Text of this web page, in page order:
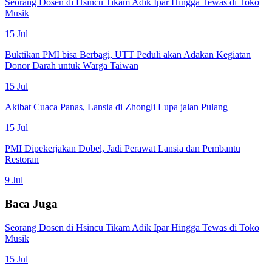
Seorang Dosen di Hsincu Tikam Adik Ipar Hingga Tewas di Toko
Musik
15 Jul
Buktikan PMI bisa Berbagi, UTT Peduli akan Adakan Kegiatan
Donor Darah untuk Warga Taiwan
15 Jul
Akibat Cuaca Panas, Lansia di Zhongli Lupa jalan Pulang
15 Jul
PMI Dipekerjakan Dobel, Jadi Perawat Lansia dan Pembantu
Restoran
9 Jul
Baca Juga
Seorang Dosen di Hsincu Tikam Adik Ipar Hingga Tewas di Toko
Musik
15 Jul